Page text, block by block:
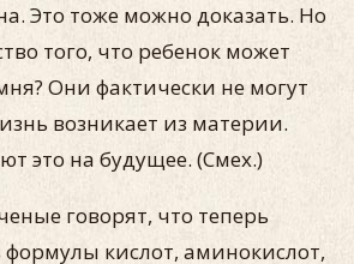
Это тоже можно доказать. Но
того, что ребенок может
Они фактически не могут
возникает из материи.
это на будущее. (Смех.)
говорят, что теперь
формулы кислот, аминокислот,